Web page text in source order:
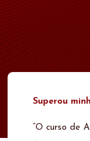
Evolução
“Eu fiz